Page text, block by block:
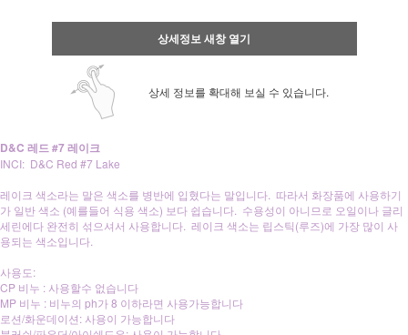
상세정보 새창 열기
상세 정보를 확대해 보실 수 있습니다.
D&C 레드 #7 레이크
INCI: D&C Red #7 Lake
레이크 색소라는 말은 색소를 병반에 입혔다는 말입니다. 따라서 화장품에 사용하기
가 일반 색소 (예를들어 식용 색소) 보다 쉽습니다. 수용성이 아니므로 오일이나 글리
세린에다 완전히 섞으셔서 사용합니다. 레이크 색소는 립스틱(루즈)에 가장 많이 사
용되는 색소입니다.
사용도:
CP 비누 : 사용할수 없습니다
MP 비누 : 비누의 ph가 8 이하라면 사용가능합니다
로션/화운데이션: 사용이 가능합니다